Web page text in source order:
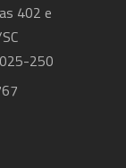
402 e
250